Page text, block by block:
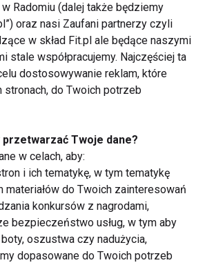
Masz chorowite
dziecko? Nie
bagatelizuj z pozoru
niegroźnych objawów
10 najczęstszych
błędów popełnianych
w żywieniu dziecka
Pokaż więcej
Radomiu (dalej także będziemy
oraz nasi Zaufani partnerzy czyli
w skład Fit.pl ale będące naszymi
stale współpracujemy. Najczęściej ta
dostosowywanie reklam, które
do Twoich potrzeb
Twoje dane?
w celach, aby:
i ich tematykę, w tym tematykę
materiałów do Twoich zainteresowań
konkursów z nagrodami,
bezpieczeństwo usług, w tym aby
oszustwa czy nadużycia,
dopasowane do Twoich potrzeb